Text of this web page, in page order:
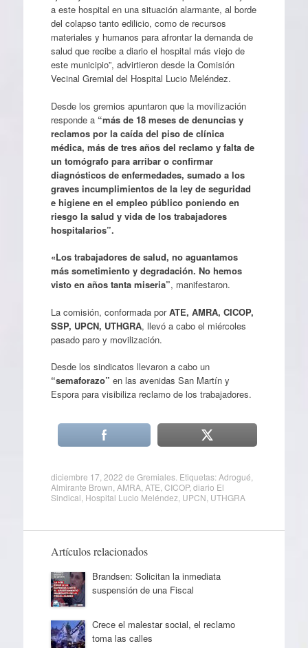
a este hospital en una situación alarmante, al borde
del colapso tanto edilicio, como de recursos
materiales y humanos para afrontar la demanda de
salud que recibe a diario el hospital más viejo de
este municipio”, advirtieron desde la Comisión
Vecinal Gremial del Hospital Lucio Meléndez.
Desde los gremios apuntaron que la movilización
responde a“más de 18 meses de denuncias y
reclamos por la caída del piso de clínica
médica, más de tres años del reclamo y falta de
un tomógrafo para arribar o confirmar
diagnósticos de enfermedades, sumado a los
graves incumplimientos de la ley de seguridad
e higiene en el empleo público poniendo en
riesgo la salud y vida de los trabajadores
hospitalarios”.
«Los trabajadores de salud, no aguantamos
más sometimiento y degradación. No hemos
visto en años tanta miseria”, manifestaron.
La comisión, conformada porATE, AMRA, CICOP,
SSP, UPCN, UTHGRA, llevó a cabo el miércoles
pasado paro y movilización.
Desde los sindicatos llevaron a cabo un
“semaforazo” en las avenidas San Martín y
Espora para visibiliza reclamo de los trabajadores.
diciembre 17, 2022 de Gremiales. Etiquetas:Adrogué
Almirante Brown AMRA, ATE CICOP, diario El
Sindical Hospital Lucio Meléndez, UPCN UTHGRA
Artículos relacionados
Brandsen: Solicitan la inmediata
suspensión de una Fiscal
Crece el malestar social, el reclamo
toma las calles